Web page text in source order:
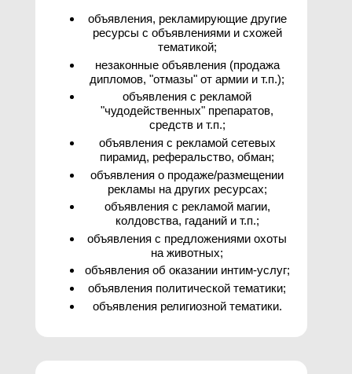
объявления, рекламирующие другие
ресурсы с объявлениями и схожей
тематикой;
незаконные объявления (продажа
дипломов, "отмазы" от армии и т.п.);
объявления с рекламой
"чудодейственных" препаратов,
средств и т.п.;
объявления с рекламой сетевых
пирамид, реферальство, обман;
объявления о продаже/размещении
рекламы на других ресурсах;
объявления с рекламой магии,
колдовства, гаданий и т.п.;
объявления с предложениями охоты
на животных;
объявления об оказании интим-услуг;
объявления политической тематики;
объявления религиозной тематики.